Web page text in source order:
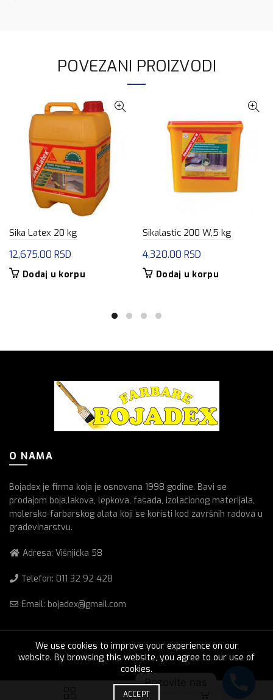
POVEZANI PROIZVODI
Sika Latex 20 kg
12,675.00 RSD
Dodaj u korpu
Sikalastic 200 W,5 kg
4,320.00 RSD
Dodaj u korpu
O NAMA
Bojadex je firma koja je osnovana 1998 godine. Bavi se
prodajom boja,lakova, lepkova, fasada, izolacionog materijala,
molersko-farbarskog alata koji se koristi kod završnih radova u
gradevinarstvu.
Adresa: Višnjička 58
Telefon: 011 32 92 428
Email: bojadex@gmail.com
© 2026Boje lakovi. All rights reserved
We use cookies to improve your experience on our
website. By browsing this website, you agree to our use of
cookies.
ACCEPT
Pozovite nas